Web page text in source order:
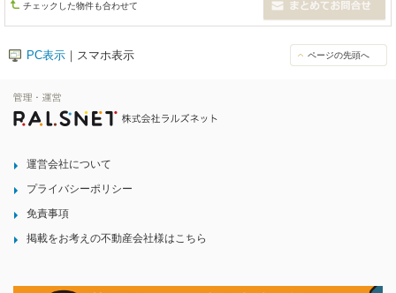
チェックした物件も合わせて
PC表示 ｜スマホ表示 ページの先頭へ
運営会社について
プライバシーポリシー
免責事項
掲載をお考えの不動産会社様はこちら